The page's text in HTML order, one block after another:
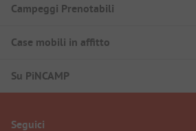
Campeggi Prenotabili
Case mobili in affitto
Su PiNCAMP
Seguici